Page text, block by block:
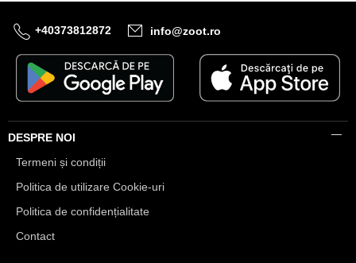
+40373812872 info@zoot.ro
DESPRE NOI
Termeni și condiții
Politica de utilizare Cookie-uri
Politica de confidențialitate
Contact